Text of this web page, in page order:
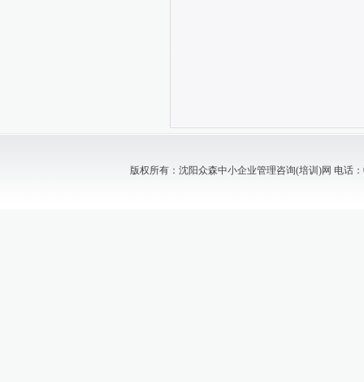
版权所有：沈阳众森中小企业管理咨询(培训)网 电话：